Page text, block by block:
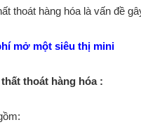
thoát hàng hóa là vấn đề
mở một siêu thị mini
thoát hàng hóa :